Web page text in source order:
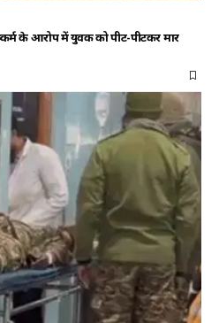
के आरोप में युवक को पीट-पीटकर मार